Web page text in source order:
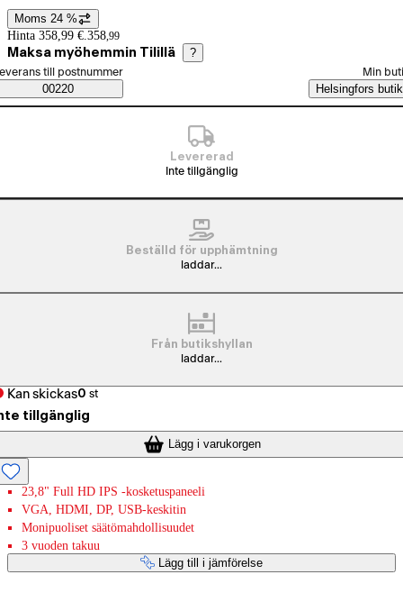
Prisinformation
Moms 24 %
Hinta 358,99 €. 358,99
Maksa myöhemmin Tilillä ?
Saatavuustiedot
beställningssätt
till postnummer
00220
Min
Helsingfors butik
Levererad
Inte tillgänglig
Beställd för upphämtning
laddar...
Från butikshyllan
laddar...
Kan skickas0 st
tillgänglig
Lägg i varukorgen
23,8" Full HD IPS -kosketuspaneeli
VGA, HDMI, DP, USB-keskitin
Monipuoliset säätömahdollisuudet
3 vuoden takuu
Lägg till i jämförelse